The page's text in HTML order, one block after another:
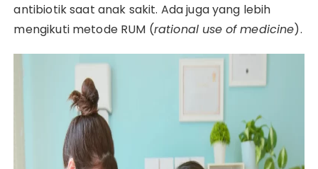
antibiotik saat anak sakit. Ada juga yang lebih
mengikuti metode RUM (rational use of medicine).